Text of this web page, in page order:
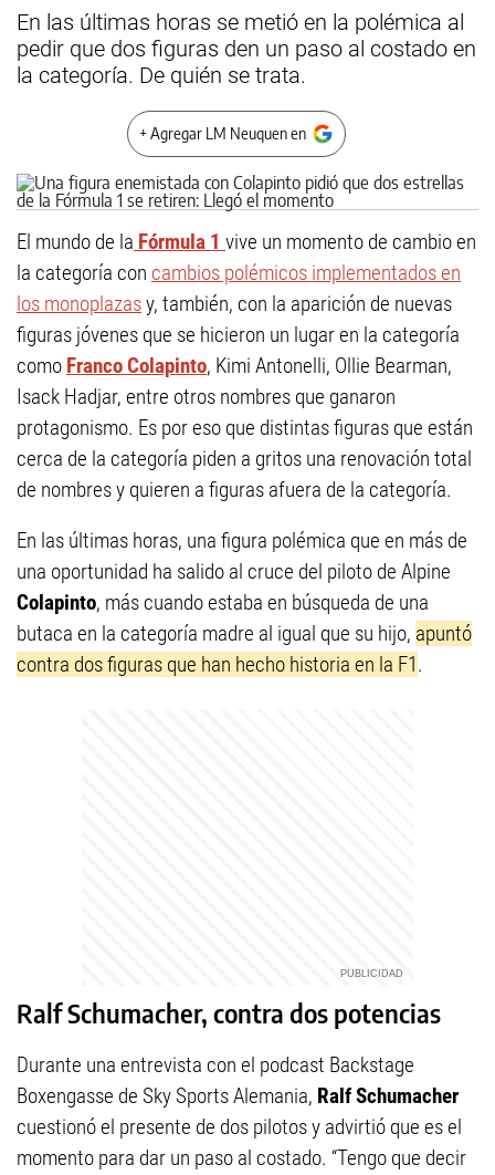
En las últimas horas se metió en la polémica al
pedir que dos figuras den un paso al costado en
la categoría. De quién se trata.
+ Agregar LM Neuquen en
El mundo de la Fórmula 1 vive un momento de cambio en
la categoría con cambios polémicos implementados en
los monoplazasy, también, con la aparición de nuevas
figuras jóvenes que se hicieron un lugar en la categoría
como Franco Colapinto, Kimi Antonelli, Ollie Bearman,
Isack Hadjar, entre otros nombres que ganaron
protagonismo. Es por eso que distintas figuras que están
cerca de la categoría piden a gritos una renovación total
de nombres y quieren a figuras afuera de la categoría.
En las últimas horas, una figura polémica que en más de
una oportunidad ha salido al cruce del piloto de Alpine
Colapinto, más cuando estaba en búsqueda de una
butaca en la categoría madre al igual que su hijo, apuntó
contra dos figuras que han hecho historia en la F1.
Ralf Schumacher, contra dos potencias
Durante una entrevista con el podcast Backstage
Boxengasse de Sky Sports Alemania, Ralf Schumacher
cuestionó el presente de dos pilotos y advirtió que es el
momento para dar un paso al costado. “Tengo que decir